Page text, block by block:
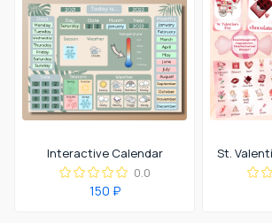
Interactive Calendar
0.0
150 ₽
St.